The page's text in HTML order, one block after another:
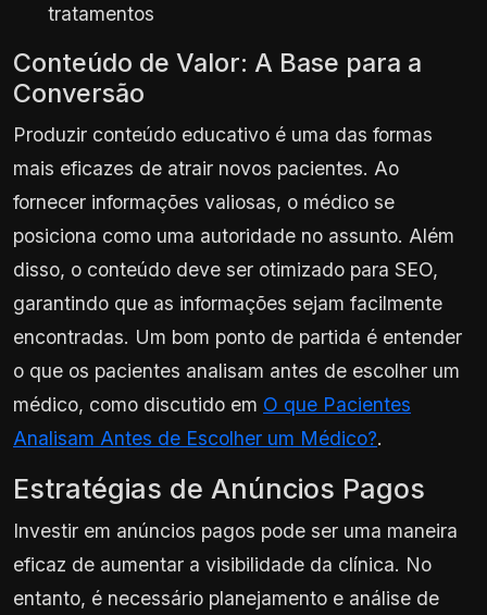
tratamentos
Conteúdo de Valor: A Base para a
Conversão
Produzir conteúdo educativo é uma das formas
mais eficazes de atrair novos pacientes. Ao
fornecer informações valiosas, o médico se
posiciona como uma autoridade no assunto. Além
disso, o conteúdo deve ser otimizado para SEO,
garantindo que as informações sejam facilmente
encontradas. Um bom ponto de partida é entender
o que os pacientes analisam antes de escolher um
médico, como discutido em O que Pacientes
Analisam Antes de Escolher um Médico?.
Estratégias de Anúncios Pagos
Investir em anúncios pagos pode ser uma maneira
eficaz de aumentar a visibilidade da clínica. No
entanto, é necessário planejamento e análise de